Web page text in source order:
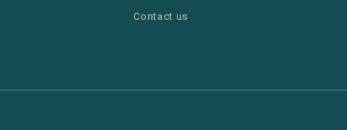
Contact us